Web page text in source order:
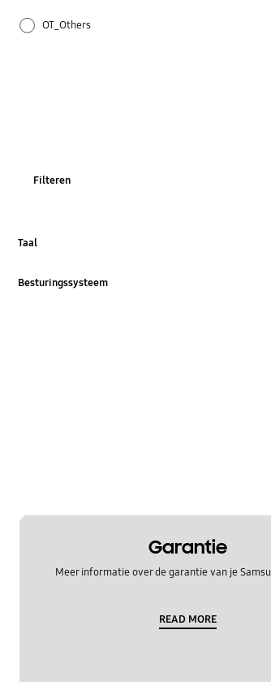
OT_Others
Filteren
Taal
Besturingssysteem
Garantie
Meer informatie over de garantie van je
READ MORE